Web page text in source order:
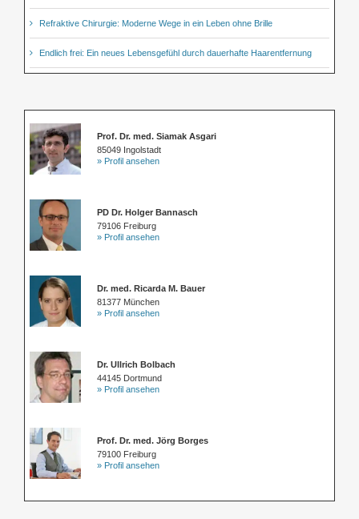
Refraktive Chirurgie: Moderne Wege in ein Leben ohne Brille
Endlich frei: Ein neues Lebensgefühl durch dauerhafte Haarentfernung
Prof. Dr. med. Siamak Asgari
85049 Ingolstadt
» Profil ansehen
PD Dr. Holger Bannasch
79106 Freiburg
» Profil ansehen
Dr. med. Ricarda M. Bauer
81377 München
» Profil ansehen
Dr. Ullrich Bolbach
44145 Dortmund
» Profil ansehen
Prof. Dr. med. Jörg Borges
79100 Freiburg
» Profil ansehen